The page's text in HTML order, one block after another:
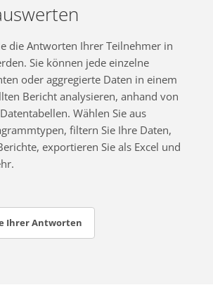
die Antworten Ihrer Teilnehmer in
Sie können jede einzelne
oder aggregierte Daten in einem
Bericht analysieren, anhand von
Wählen Sie aus
filtern Sie Ihre Daten,
exportieren Sie als Excel und
Ihrer Antworten